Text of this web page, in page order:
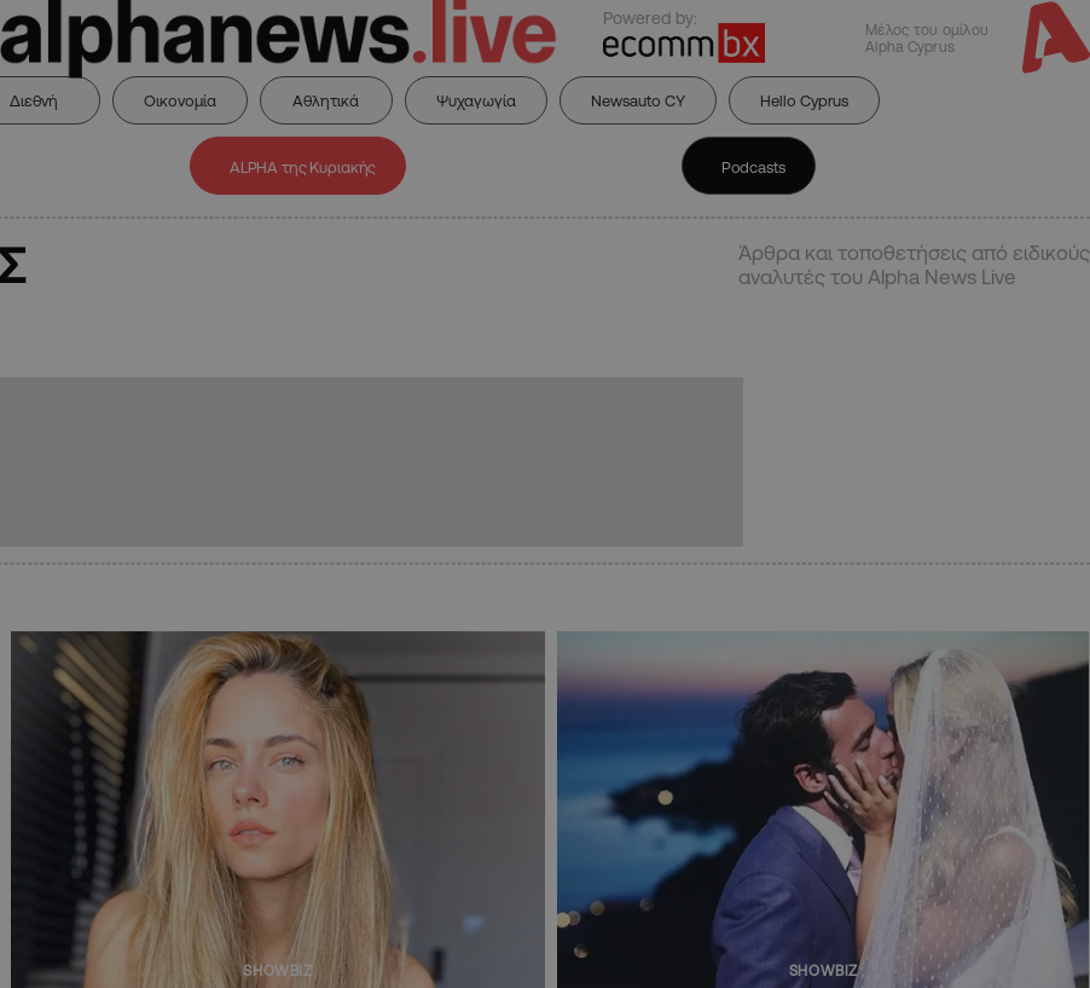
Powered by:
Μέλος του ομίλου
Alpha Cyprus
Διεθνή Οικονομία Αθλητικά Ψυχαγωγία Newsauto CY Hello Cyprus
ALPHA της Κυριακής Podcasts
Άρθρα και τοποθετήσεις από ειδικούς
αναλυτές του Alpha News Live
SHOWBIZ SHOWBIZ